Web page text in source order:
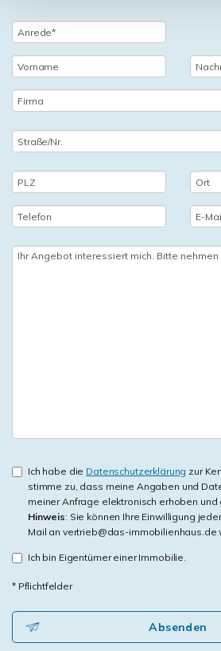
Ich habe die Datenschutzerklärung zur
stimme zu, dass meine Angaben und
meiner Anfrage elektronisch erhoben
Hinweis: Sie können Ihre Einwilligung
Mail an vertrieb@das-immobilienhaus.de
Ich bin Eigentümer einer Immobilie.
* Pflichtfelder
Absenden